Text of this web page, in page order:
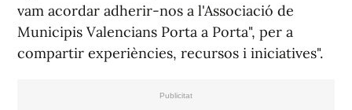
vam acordar adherir-nos a l'Associació de
Municipis Valencians Porta a Porta", per a
compartir experiències, recursos i iniciatives".